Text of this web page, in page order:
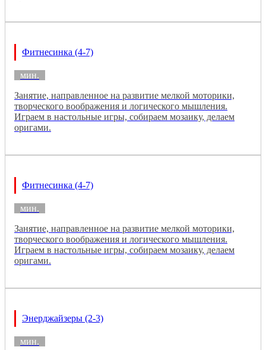
Фитнесинка (4-7)
мин.
Занятие, направленное на развитие мелкой моторики,
творческого воображения и логического мышления.
Играем в настольные игры, собираем мозаику, делаем
оригами.
Фитнесинка (4-7)
мин.
Занятие, направленное на развитие мелкой моторики,
творческого воображения и логического мышления.
Играем в настольные игры, собираем мозаику, делаем
оригами.
Энерджайзеры (2-3)
мин.